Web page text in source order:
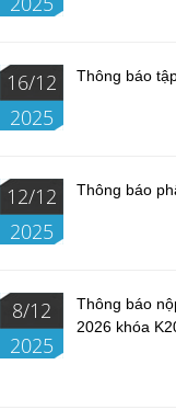
16/12
2025
Thông báo
12/12
2025
Thông báo
8/12
2025
Thông báo
2026 khóa